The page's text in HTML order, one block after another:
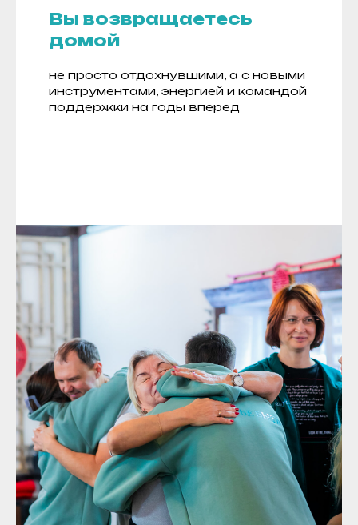
Вы возвращаетесь
домой
не просто отдохнувшими, а с новыми
инструментами, энергией и командой
поддержки на годы вперед